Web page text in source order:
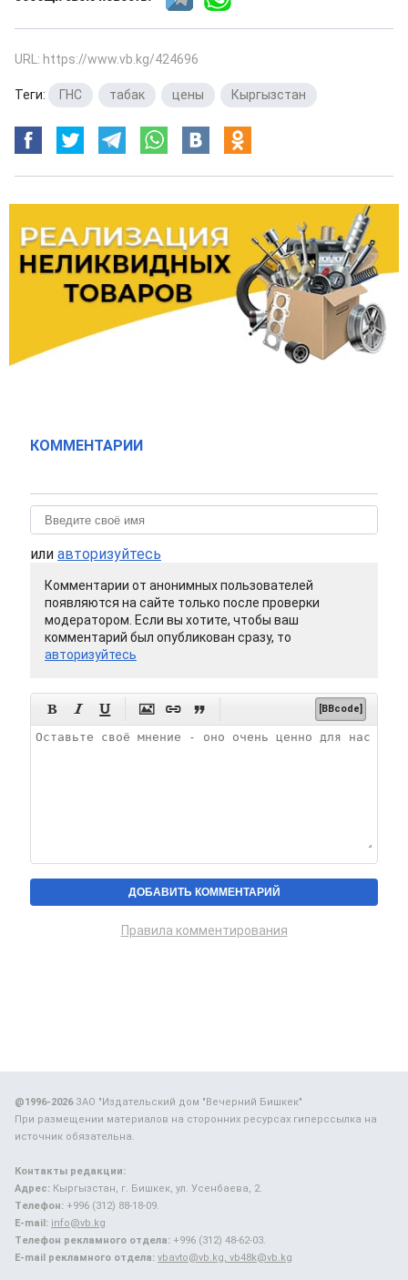
URL: https://www.vb.kg/424696
Теги: ГНС табак цены Кыргызстан
КОММЕНТАРИИ
или авторизуйтесь
Комментарии от анонимных пользователей
появляются на сайте только после проверки
модератором. Если вы хотите, чтобы ваш
комментарий был опубликован сразу, то
авторизуйтесь
      [BBcode]
Правила комментирования
@1996-2026ЗАО "Издательский дом "Вечерний Бишкек"
При размещении материалов на сторонних ресурсах гиперссылка на
источник обязательна.
Контакты редакции:
Адрес: Кыргызстан, г. Бишкек, ул. Усенбаева, 2.
Телефон: +996 (312) 88-18-09.
E-mail: info@vb.kg
Телефон рекламного отдела: +996 (312) 48-62-03.
E-mail рекламного отдела: vbavto@vb.kg, vb48k@vb.kg